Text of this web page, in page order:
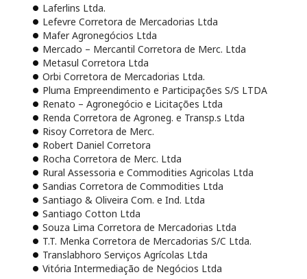
Laferlins Ltda.
Lefevre Corretora de Mercadorias Ltda
Mafer Agronegócios Ltda
Mercado – Mercantil Corretora de Merc. Ltda
Metasul Corretora Ltda
Orbi Corretora de Mercadorias Ltda.
Pluma Empreendimento e Participações S/S LTDA
Renato – Agronegócio e Licitações Ltda
Renda Corretora de Agroneg. e Transp.s Ltda
Risoy Corretora de Merc.
Robert Daniel Corretora
Rocha Corretora de Merc. Ltda
Rural Assessoria e Commodities Agricolas Ltda
Sandias Corretora de Commodities Ltda
Santiago & Oliveira Com. e Ind. Ltda
Santiago Cotton Ltda
Souza Lima Corretora de Mercadorias Ltda
T.T. Menka Corretora de Mercadorias S/C Ltda.
Translabhoro Serviços Agrícolas Ltda
Vitória Intermediação de Negócios Ltda